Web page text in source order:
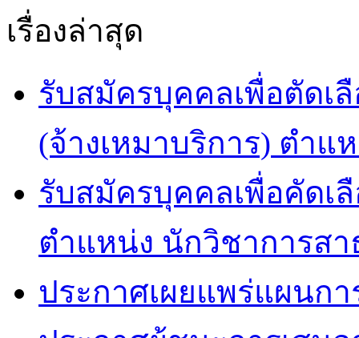
เรื่องล่าสุด
รับสมัครบุคคลเพื่อตัดเ
(จ้างเหมาบริการ) ตำ
รับสมัครบุคคลเพื่อคัดเ
ตำแหน่ง นักวิชาการส
ประกาศเผยแพร่แผนกา